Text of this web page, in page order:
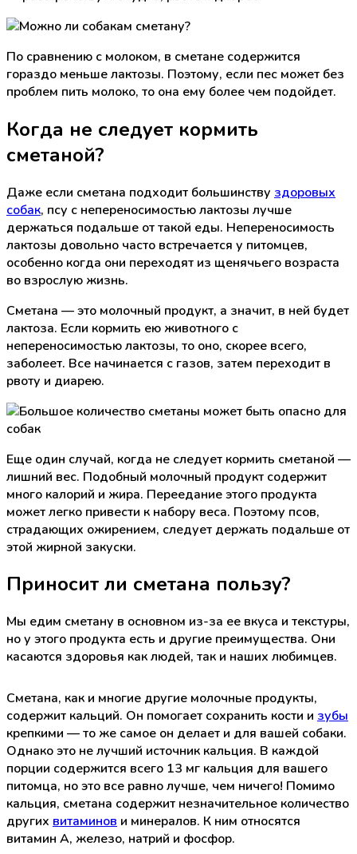
По сравнению с молоком, в сметане содержится
гораздо меньше лактозы. Поэтому, если пес может без
проблем пить молоко, то она ему более чем подойдет.
Когда не следует кормить
сметаной?
Даже если сметана подходит большинству здоровых
собак, псу с непереносимостью лактозы лучше
держаться подальше от такой еды. Непереносимость
лактозы довольно часто встречается у питомцев,
особенно когда они переходят из щенячьего возраста
во взрослую жизнь.
Сметана — это молочный продукт, а значит, в ней будет
лактоза. Если кормить ею животного с
непереносимостью лактозы, то оно, скорее всего,
заболеет. Все начинается с газов, затем переходит в
рвоту и диарею.
Еще один случай, когда не следует кормить сметаной —
лишний вес. Подобный молочный продукт содержит
много калорий и жира. Переедание этого продукта
может легко привести к набору веса. Поэтому псов,
страдающих ожирением, следует держать подальше от
этой жирной закуски.
Приносит ли сметана пользу?
Мы едим сметану в основном из-за ее вкуса и текстуры,
но у этого продукта есть и другие преимущества. Они
касаются здоровья как людей, так и наших любимцев.
Сметана, как и многие другие молочные продукты,
содержит кальций. Он помогает сохранить кости и зубы
крепкими — то же самое он делает и для вашей собаки.
Однако это не лучший источник кальция. В каждой
порции содержится всего 13 мг кальция для вашего
питомца, но это все равно лучше, чем ничего! Помимо
кальция, сметана содержит незначительное количество
других витаминов и минералов. К ним относятся
витамин А, железо, натрий и фосфор.